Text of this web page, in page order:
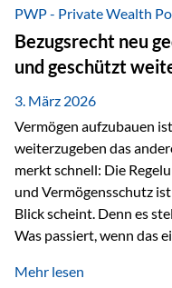
Privatdepot fallen an:
(Vorabpauschale,
der
Depotbankgebühren
Zinsen, Dividenden und
besteuert.
PWP - Private Wealth
Bezugsrecht neu
und geschützt
3. März 2026
Vermögen aufzubauen
weiterzugeben das
merkt schnell: Die
und Vermögensschutz
Blick scheint. Denn es
Was passiert, wenn das
verwalten? Wie kann
Mehr lesen